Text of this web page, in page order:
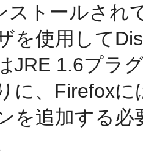
ストールされ
を使用して
JRE 1.6プラ
に、Firefox
を追加する